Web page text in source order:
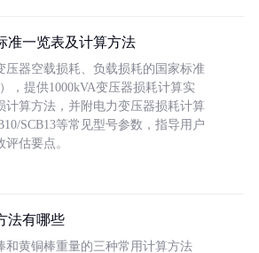
准一览表及计算方法
压器空载损耗、负载损耗的国家标准
），提供1000kVA变压器损耗计算实
计算方法，并附电力变压器损耗计算
SCB13等常见型号参数，指导用户
估要点。
法有哪些
和黄铜棒重量的三种常用计算方法